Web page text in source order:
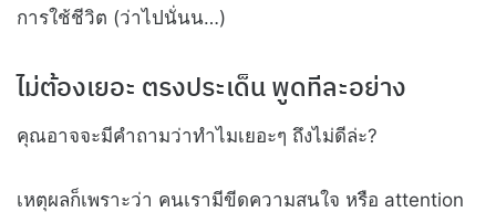
การใช้ชีวิต (ว่าไปนั่นน…)
ไม่ต้องเยอะ ตรงประเด็น พูดทีละอย่าง
คุณอาจจะมีคำถามว่าทำไมเยอะๆ ถึงไม่ดีล่ะ?
เหตุผลก็เพราะว่า คนเรามีขีดความสนใจ หรือ attention